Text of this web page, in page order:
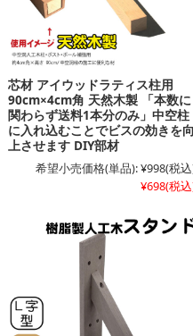
芯材 アイウッドラティス柱用
90cm×4cm角 天然木製 「本数に
関わらず送料1本分のみ」中空柱
に入れ込むことでビスの効きを向
上させます DIY部材
希望小売価格(単品):¥998(税
¥698(税